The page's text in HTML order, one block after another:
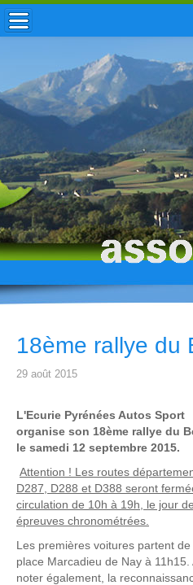
ACCUEIL / INFOS
MUNICIPALITÉ
VIE LOCALE
ENFANCE
TOURISME
HISTOIRE
18ème rallye du
29 août 2015
L'Ecurie Pyrénées Autos Sport
organise son 18ème rallye du
le samedi 12 septembre 2015.
Attention ! Les routes
D287, D288 et D388 seront
circulation de 10h à 19h, le jour
épreuves chronométrées.
Les premières voitures partent de
place Marcadieu de Nay à 11h15.
noter également, la